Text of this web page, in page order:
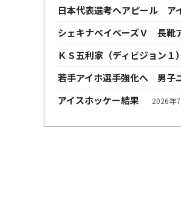
日本代表選考へアピール ア
シェキナベイベーズＶ 長靴
ＫＳ五利家（ディビジョン
若手アイホ選手強化へ 男子
アイスホッケー結果 2026年